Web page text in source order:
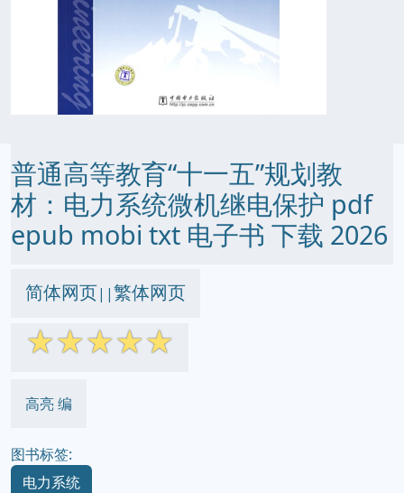
普通高等教育“十一五”规划教
材：电力系统微机继电保护 pdf
epub mobi txt 电子书 下载 2026
简体网页||繁体网页
☆☆☆☆☆
高亮 编
图书标签:
电力系统